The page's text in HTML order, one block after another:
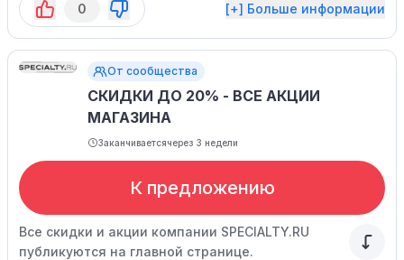
ограничен.
0 [+] Больше информации
От сообщества
СКИДКИ ДО 20% - ВСЕ АКЦИИ
МАГАЗИНА
Заканчиваетсячерез 3 недели
К предложению
Все скидки и акции компании SPECIALTY.RU
публикуются на главной странице.